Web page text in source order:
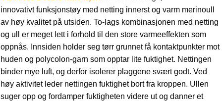
innovativt funksjonstøy med netting innerst og varm merinoull
av høy kvalitet på utsiden. To-lags kombinasjonen med netting
og ull er meget lett i forhold til den store varmeeffekten som
oppnås. Innsiden holder seg tørr grunnet få kontaktpunkter mot
huden og polycolon-garn som opptar lite fuktighet. Nettingen
binder mye luft, og derfor isolerer plaggene svært godt. Ved
høy aktivitet leder nettingen fuktighet bort fra kroppen. Ullen
suger opp og fordamper fuktigheten videre ut og danner et